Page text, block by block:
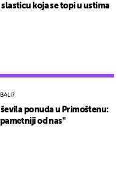
ponuda u Primoštenu:
od nas"
koja se topi u ustima